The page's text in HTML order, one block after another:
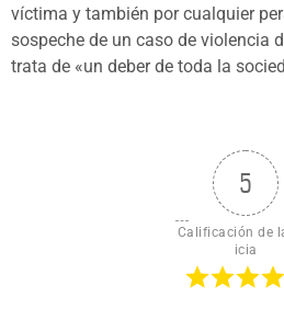
víctima y también por cualquier
sospeche de un caso de violencia
trata de «un deber de toda la
5
Calificación de
icia